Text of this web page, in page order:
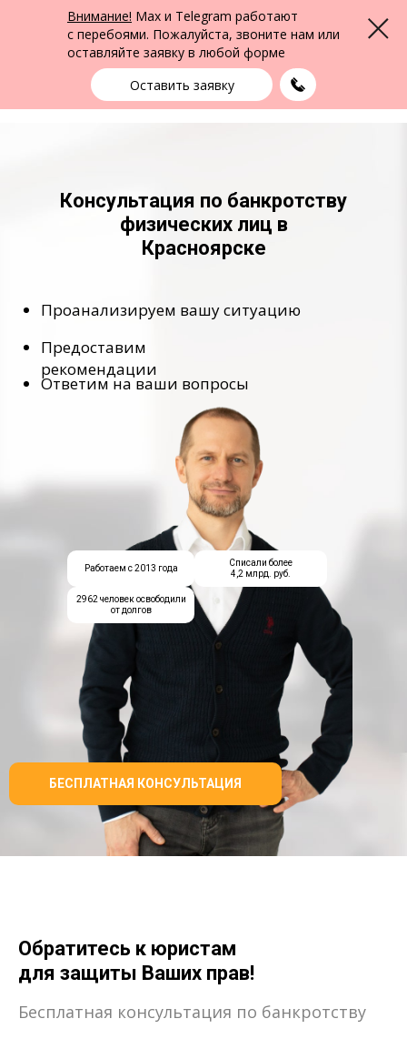
Внимание! Max и Telegram работают
с перебоями. Пожалуйста, звоните нам или
оставляйте заявку в любой форме
Оставить заявку
Меню
Юридическая помощь в Красноярске
ФПК Альтернатива
Красноярск
выбрать город
+7 (391) 290-22-15
Проанализируем вашу ситуацию
Ответим на ваши вопросы
Консультация по банкротству
физических лиц в
Красноярске
Предоставим
рекомендации
БЕСПЛАТНАЯ КОНСУЛЬТАЦИЯ
Работаем с 2013 года
Списали более
4,2 млрд. руб.
2962 человек освободили
от долгов
Обратитесь к юристам
для защиты Ваших прав!
Бесплатная консультация по банкротству